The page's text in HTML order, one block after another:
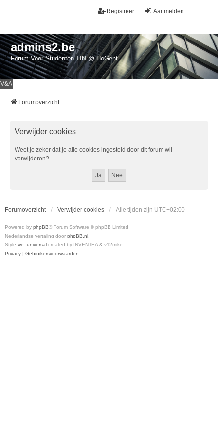
Aanmelden
Registreer
admins2.be
Forum Voor Studenten TIN @ HoGent
V&A
Forumoverzicht
Verwijder cookies
Weet je zeker dat je alle cookies ingesteld door dit forum wil
verwijderen?
Forumoverzicht Verwijder cookies Alle tijden zijn UTC+02:00
Powered by phpBB® Forum Software © phpBB Limited
Nederlandse vertaling door phpBB.nl
Style we_universal created by INVENTEA & v12mike
Privacy | Gebruikersvoorwaarden